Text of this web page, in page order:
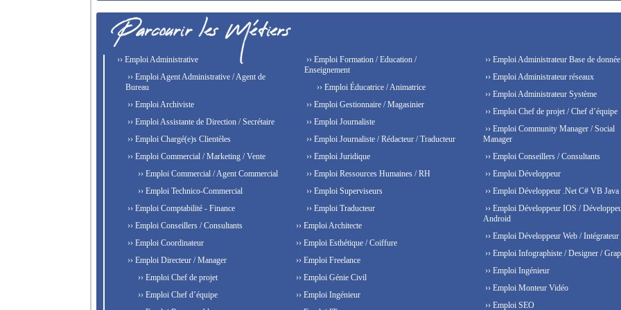
›› Emploi Administrative
›› Emploi Agent Administrative / Agent de
Bureau
›› Emploi Archiviste
›› Emploi Assistante de Direction / Secrétaire
›› Emploi Chargé(e)s Clientèles
›› Emploi Commercial / Marketing / Vente
›› Emploi Commercial / Agent Commercial
›› Emploi Technico-Commercial
›› Emploi Comptabilité - Finance
›› Emploi Conseillers / Consultants
›› Emploi Coordinateur
›› Emploi Directeur / Manager
›› Emploi Chef de projet
›› Emploi Chef d’équipe
›› Emploi Formation / Education /
Enseignement
›› Emploi Éducatrice / Animatrice
›› Emploi Gestionnaire / Magasinier
›› Emploi Journaliste
›› Emploi Journaliste / Rédacteur / Traducteur
›› Emploi Juridique
›› Emploi Ressources Humaines / RH
›› Emploi Superviseurs
›› Emploi Traducteur
›› Emploi Architecte
›› Emploi Esthétique / Coiffure
›› Emploi Freelance
›› Emploi Génie Civil
›› Emploi Ingénieur
›› Emploi Administrateur Base de donnée
›› Emploi Administrateur réseaux
›› Emploi Administrateur Système
›› Emploi Chef de projet / Chef d’équipe
›› Emploi Community Manager / Social
Manager
›› Emploi Conseillers / Consultants
›› Emploi Développeur
›› Emploi Développeur .Net C# VB Java
›› Emploi Développeur IOS /
Android
›› Emploi Développeur Web / Intégrateur
›› Emploi Infographiste / Designer /
›› Emploi Ingénieur
›› Emploi Monteur Vidéo
›› Emploi SEO